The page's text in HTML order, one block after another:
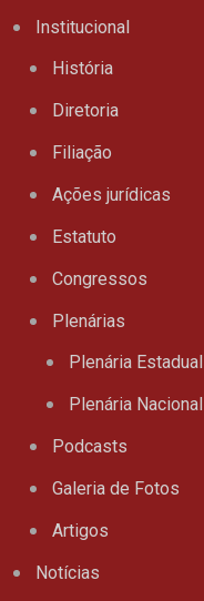
Institucional
História
Diretoria
Filiação
Ações jurídicas
Estatuto
Congressos
Plenárias
Plenária Estadual
Plenária Nacional
Podcasts
Galeria de Fotos
Artigos
Notícias